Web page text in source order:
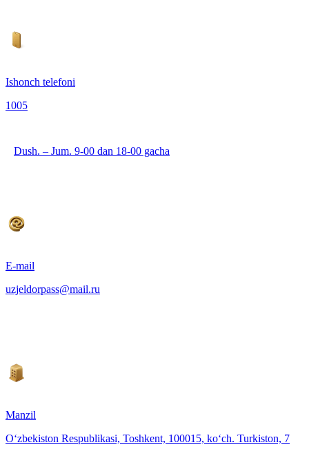
Ishonch telefoni
1005
Dush. – Jum. 9-00 dan 18-00 gacha
E-mail
uzjeldorpass@mail.ru
Manzil
O‘zbekiston Respublikasi, Toshkent, 100015, ko‘ch. Turkiston, 7